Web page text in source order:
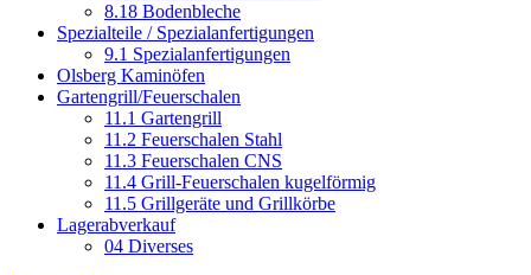
8.18 Bodenbleche
Spezialteile / Spezialanfertigungen
9.1 Spezialanfertigungen
Olsberg Kaminöfen
Gartengrill/Feuerschalen
11.1 Gartengrill
11.2 Feuerschalen Stahl
11.3 Feuerschalen CNS
11.4 Grill-Feuerschalen kugelförmig
11.5 Grillgeräte und Grillkörbe
Lagerabverkauf
04 Diverses